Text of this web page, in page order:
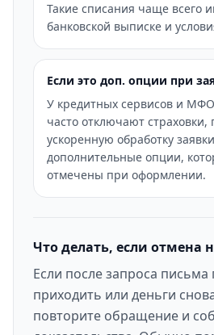
Такие списания чаще всего
банковской выписке и
Если это доп. опции при
У кредитных сервисов и
часто отключают страховки,
ускоренную обработку
дополнительные опции,
отмечены при оформлении.
Что делать, если отмена
Если после запроса
приходить или деньги
повторите обращение и